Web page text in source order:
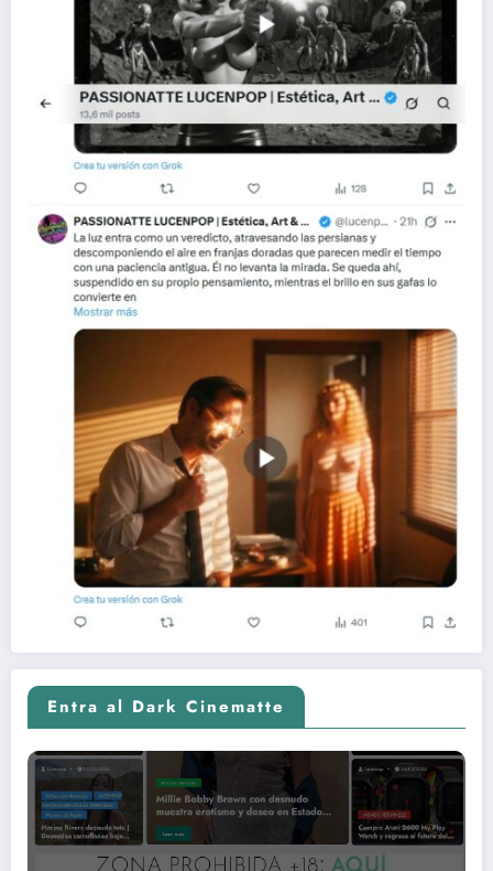
Entra al Dark Cinematte